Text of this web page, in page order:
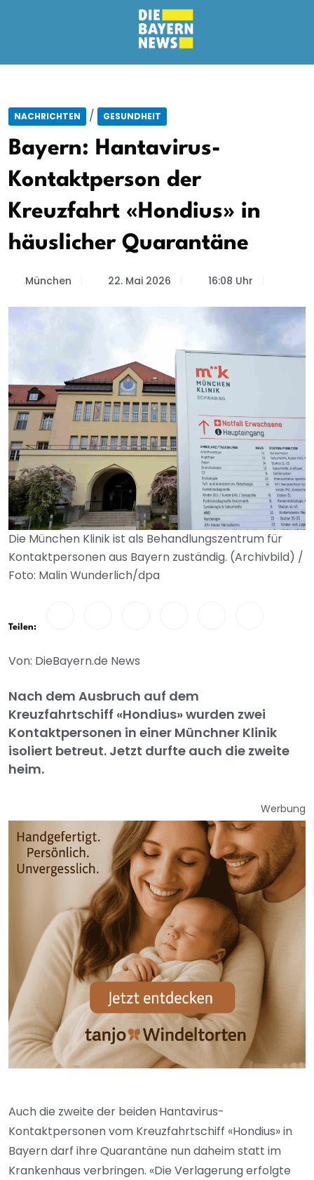
NACHRICHTEN / GESUNDHEIT
Bayern: Hantavirus-
Kontaktperson der
Kreuzfahrt «Hondius» in
häuslicher Quarantäne
München 22. Mai 2026 16:08 Uhr
Die München Klinik ist als Behandlungszentrum für
Kontaktpersonen aus Bayern zuständig. (Archivbild) /
Foto: Malin Wunderlich/dpa
Teilen:
Von: DieBayern.de News
Nach dem Ausbruch auf dem
Kreuzfahrtschiff «Hondius» wurden zwei
Kontaktpersonen in einer Münchner Klinik
isoliert betreut. Jetzt durfte auch die zweite
heim.
Werbung
Auch die zweite der beiden Hantavirus-
Kontaktpersonen vom Kreuzfahrtschiff «Hondius» in
Bayern darf ihre Quarantäne nun daheim statt im
Krankenhaus verbringen. «Die Verlagerung erfolgte